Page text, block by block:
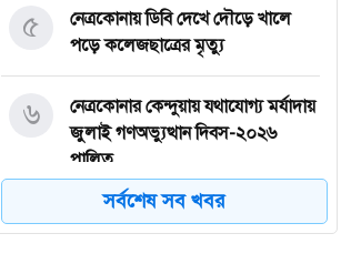
নেত্রকোনায় ডিবি দেখে দৌড়ে খালে
পড়ে কলেজছাত্রের মৃত্যু
৫
নেত্রকোনার কেন্দুয়ায় যথাযোগ্য মর্যাদায়
জুলাই গণঅভ্যুত্থান দিবস-২০২৬
পালিত
৬
‘জুলাই চেতনায় গড়ব দেশ-সবার আগে
৭
সর্বশেষ সব খবর